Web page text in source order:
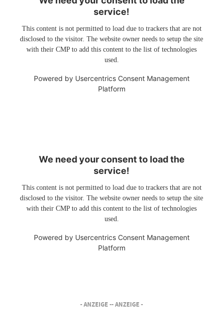
service!
This content is not permitted to load due to trackers that are not
disclosed to the visitor. The website owner needs to setup the site
with their CMP to add this content to the list of technologies
used.
Powered by Usercentrics Consent Management
Platform
We need your consent to load the
service!
This content is not permitted to load due to trackers that are not
disclosed to the visitor. The website owner needs to setup the site
with their CMP to add this content to the list of technologies
used.
Powered by Usercentrics Consent Management
Platform
- ANZEIGE -- ANZEIGE -